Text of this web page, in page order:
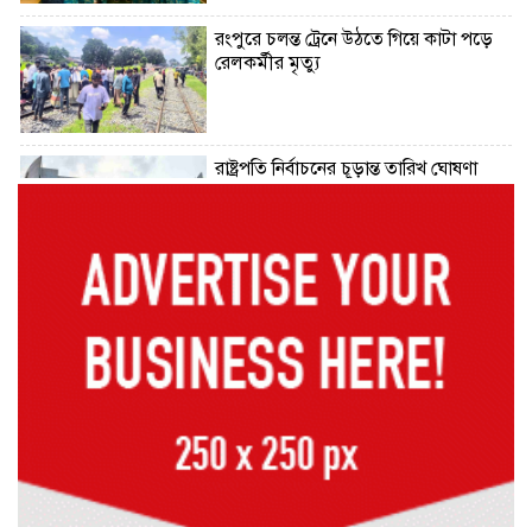
রংপুরে চলন্ত ট্রেনে উঠতে গিয়ে কাটা পড়ে
রেলকর্মীর মৃত্যু
রাষ্ট্রপতি নির্বাচনের চূড়ান্ত তারিখ ঘোষণা
সাভারের রাজপথে রক্তের দাগ, স্মৃতিতে
সতর্কতা জারি